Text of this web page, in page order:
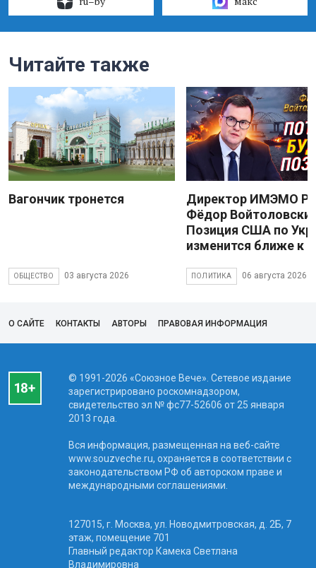
Читайте также
Вагончик тронется
ОБЩЕСТВО 03 августа 2026
Директор ИМЭМО
Фёдор
Позиция США по
изменится ближе к
ПОЛИТИКА 06 августа 2026
О САЙТЕ КОНТАКТЫ АВТОРЫ ПРАВОВАЯ ИНФОРМАЦИЯ
© 1991-2026 «Союзное Вече». Сетевое издание
зарегистрировано роскомнадзором,
свидетельство эл № фc77-52606 от 25 января
2013 года.
Вся информация, размещенная на веб-сайте
www.souzveche.ru, охраняется в соответствии с
законодательством РФ об авторском праве и
международными соглашениями.
127015, г. Москва, ул. Новодмитровская, д. 2Б, 7
этаж, помещение 701
Главный редактор Камека Светлана
Владимировна